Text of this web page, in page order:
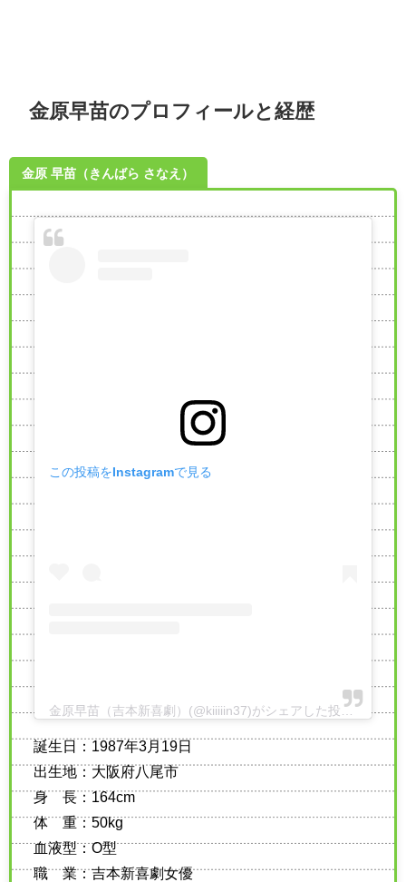
金原早苗のプロフィールと経歴
金原 早苗（きんばら さなえ）
この投稿をInstagramで見る
金原早苗（吉本新喜劇）(@kiiiiin37)がシェアした投稿 - 2020
誕生日：1987年3月19日
出生地：大阪府八尾市
身 長：164cm
体 重：50kg
血液型：O型
職 業：吉本新喜劇女優